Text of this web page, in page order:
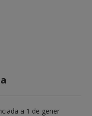
a 1 de gener